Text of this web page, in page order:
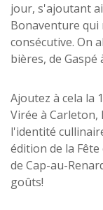
jour, s'ajoutant
Bonaventure qui
consécutive. On
bières, de
Ajoutez à cela la
Virée à
l'identité
édition de la
de Cap-au-
goûts!